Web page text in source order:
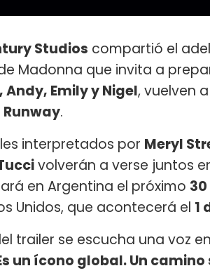
Studios compartió el
Madonna que invita a
Emily y Nigel, vuelven
Runway.
interpretados por Meryl
volverán a verse juntos
en Argentina el próximo
Unidos, que acontecerá el 1
trailer se escucha una voz
un ícono global. Un